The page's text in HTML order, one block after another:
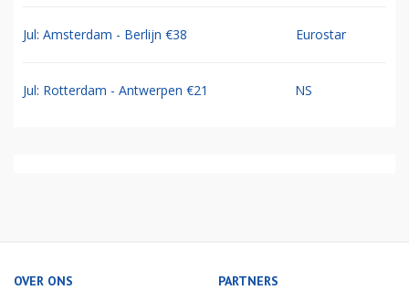
Jul: Amsterdam - Berlijn €38 Eurostar
Jul: Rotterdam - Antwerpen €21 NS
OVER ONS PARTNERS